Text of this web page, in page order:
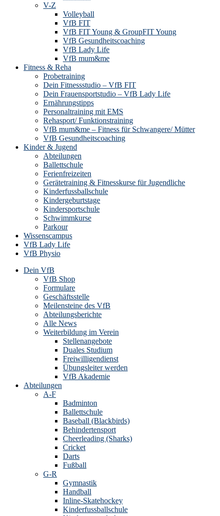
V-Z
Volleyball
VfB FIT
VfB FIT Young & GroupFIT Young
VfB Gesundheitscoaching
VfB Lady Life
VfB mum&me
Fitness & Reha
Probetraining
Dein Fitnessstudio – VfB FIT
Dein Frauensportstudio – VfB Lady Life
Ernährungstipps
Personaltraining mit EMS
Rehasport/ Funktionstraining
VfB mum&me – Fitness für Schwangere/ Mütter
VfB Gesundheitscoaching
Kinder & Jugend
Abteilungen
Ballettschule
Ferienfreizeiten
Gerätetraining & Fitnesskurse für Jugendliche
Kinderfussballschule
Kindergeburtstage
Kindersportschule
Schwimmkurse
Parkour
Wissenscampus
VfB Lady Life
VfB Physio
Dein VfB
VfB Shop
Formulare
Geschäftsstelle
Meilensteine des VfB
Abteilungsberichte
Alle News
Weiterbildung im Verein
Stellenangebote
Duales Studium
Freiwilligendienst
Übungsleiter werden
VfB Akademie
Abteilungen
A-F
Badminton
Ballettschule
Baseball (Blackbirds)
Behindertensport
Cheerleading (Sharks)
Cricket
Darts
Fußball
G-R
Gymnastik
Handball
Inline-Skatehockey
Kinderfussballschule